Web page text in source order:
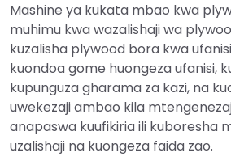
Mashine ya kukata mbao kwa
muhimu kwa wazalishaji wa
kuzalisha plywood bora kwa
kuondoa gome huongeza ufanisi,
kupunguza gharama za kazi, na
uwekezaji ambao kila
anapaswa kuufikiria ili kuboresha
uzalishaji na kuongeza faida zao.